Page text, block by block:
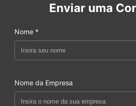
Enviar uma
Nome *
Nome da Empresa